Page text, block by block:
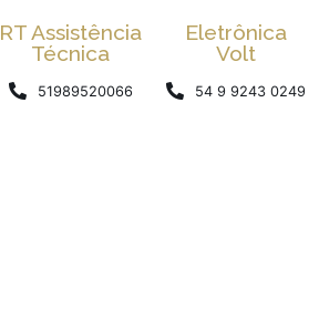
RT Assistência
Técnica
51989520066
Eletrônica
Volt
54 9 9243 0249